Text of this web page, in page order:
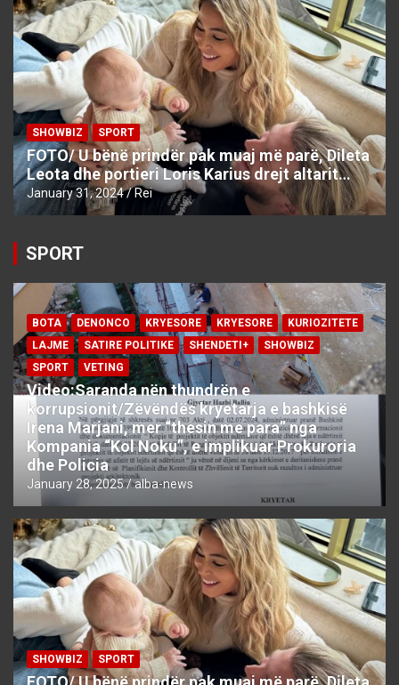
SHOWBIZ SPORT
FOTO/ U bënë prindër pak muaj më parë, Dileta
Leota dhe portieri Loris Karius drejt altarit…
January 31, 2024 Rei
SPORT
BOTA DENONCO KRYESORE KRYESORE
KURIOZITETE
LAJME
SATIRE POLITIKE SHENDETI+
SHOWBIZ
SPORT
VETING
Video:Saranda nën thundrën e
korrupsionit/Zëvëndës kryetarja e bashkisë
Irena Marjani, mer “thesin me para” nga
Kompania “Kol Noku”, e implikuar Prokuroria
dhe Policia
January 28, 2025 alba-news
SHOWBIZ SPORT